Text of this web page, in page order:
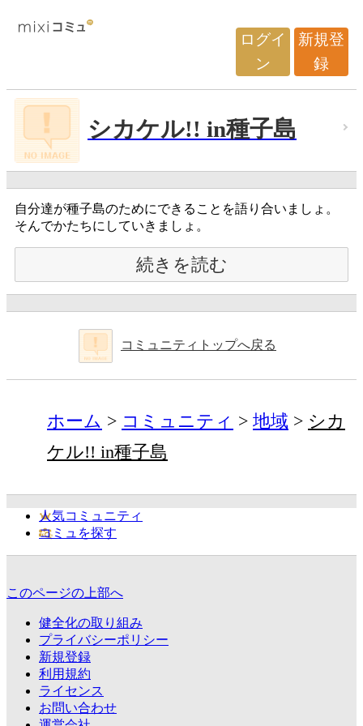
ログイ
ン
新規登
録
シカケル!! in種子島
自分達が種子島のためにできることを語り合いましょ。
そんでかたちにしていきましょ。
続きを読む
コミュニティトップへ戻る
ホーム コミュニティ 地域
シカ
ケル!! in種子島
人気コミュニティ
コミュを探す
このページの上部へ
健全化の取り組み
プライバシーポリシー
新規登録
利用規約
ライセンス
お問い合わせ